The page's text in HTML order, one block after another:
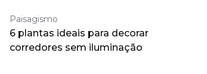
Paisagismo
6 plantas ideais para decorar
corredores sem iluminação